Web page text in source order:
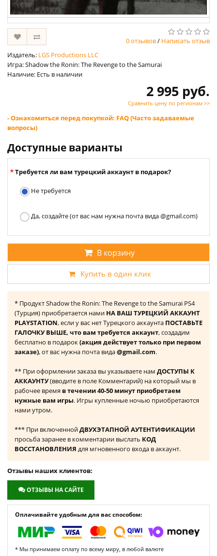
0 отзывов/ Написать отзыв
Издатель: LGS Productions LLC
Игра: Shadow the Ronin: The Revenge to the Samurai
Наличие: Есть в наличии
2 995 руб.
Сравнить цену по регионам >>
- Ознакомиться перед покупкой: FAQ (Часто задаваемые
вопросы)
Доступные варианты
Требуется ли вам турецкий аккаунт в подарок?
Не требуется
Да, создайте (от вас нам нужна почта вида @gmail.com)
В корзину
Купить в один клик
* Продукт Shadow the Ronin: The Revenge to the Samurai PS4
(Турция) приобретается нами НА ВАШ ТУРЕЦКИЙ АККАУНТ
PLAYSTATION, если у вас нет Турецкого аккаунта ПОСТАВЬТЕ
ГАЛОЧКУ ВЫШЕ, что вам требуется аккаунт, создадим
бесплатно в подарок(акция действует только при первом
заказе), от вас нужна почта вида@gmail.com.
** При оформлении заказа вы указываете нам ДОСТУПЫ К
АККАУНТУ(вводите в поле Комментарий) на который мы в
рабочее время в течении 40-50 минут приобретаем
нужные вам игры. Игры купленные ночью приобретаются
нами утром.
*** При включеннойДВУХЭТАПНОЙ АУТЕНТИФИКАЦИИ
просьба заранее в комментарии выслать КОД
ВОССТАНОВЛЕНИЯ для мгновенного входа в аккаунт.
Отзывы наших клиентов:
ОТЗЫВЫ НА САЙТЕ
Оплачивайте удобным для вас способом:
* Мы принимаем оплату по всему миру, в любой валюте